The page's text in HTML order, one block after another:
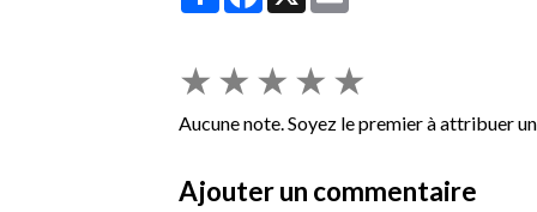
★ ★ ★ ★ ★
Aucune note. Soyez le premier à attribuer
Ajouter un commentaire